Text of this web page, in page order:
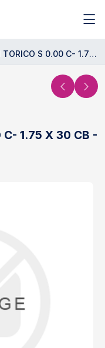
S 0.00 C- 1.75 X 30 CB - 8.5
C- 1.75 X 30 CB -